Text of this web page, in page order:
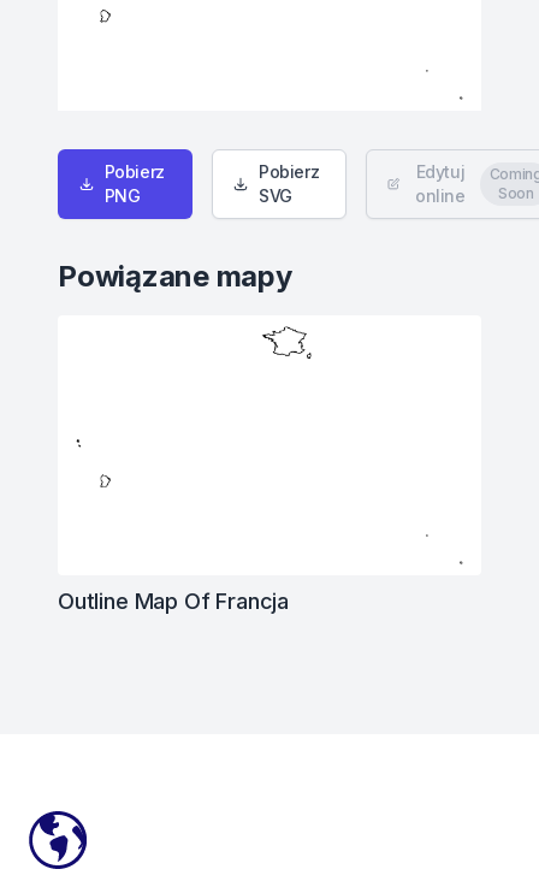
Pobierz
PNG
Pobierz
SVG
Edytuj
online
Soon
Powiązane mapy
Outline Map Of Francja